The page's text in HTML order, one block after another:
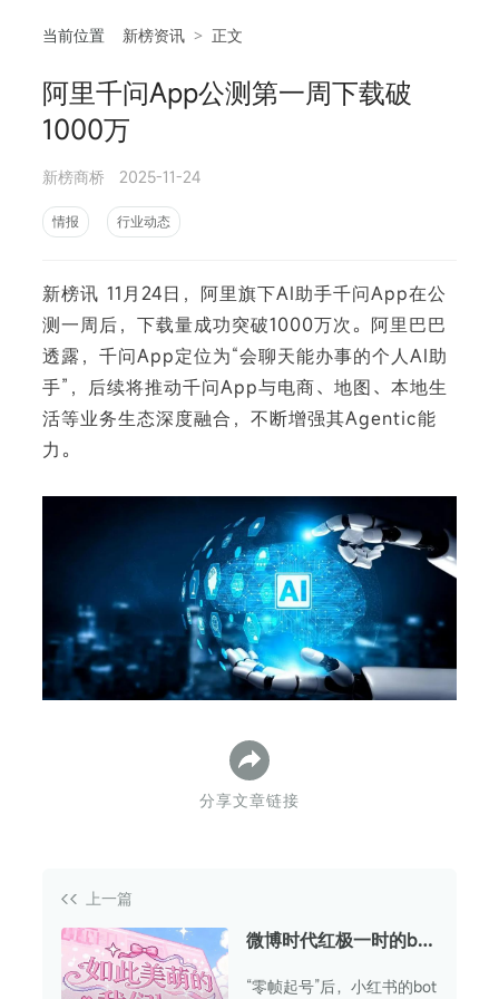
当前位置 新榜资讯 > 正文
阿里千问App公测第一周下载破
1000万
新榜商桥 2025-11-24
情报 行业动态
新榜讯 11月24日，阿里旗下AI助手千问App在公
测一周后，下载量成功突破1000万次。阿里巴巴
透露，千问App定位为“会聊天能办事的个人AI助
手”，后续将推动千问App与电商、地图、本地生
活等业务生态深度融合，不断增强其Agentic能
力。
分享文章链接
上一篇
微博时代红极一时的bot
号大法”
“零帧起号”后，小红书的bot